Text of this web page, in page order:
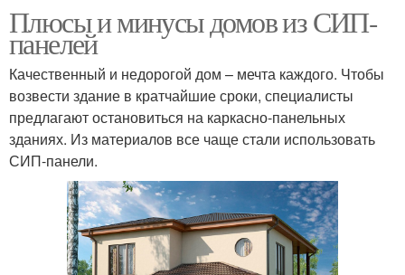
Плюсы и минусы домов из СИП-
панелей
Качественный и недорогой дом – мечта каждого. Чтобы
возвести здание в кратчайшие сроки, специалисты
предлагают остановиться на каркасно-панельных
зданиях. Из материалов все чаще стали использовать
СИП-панели.